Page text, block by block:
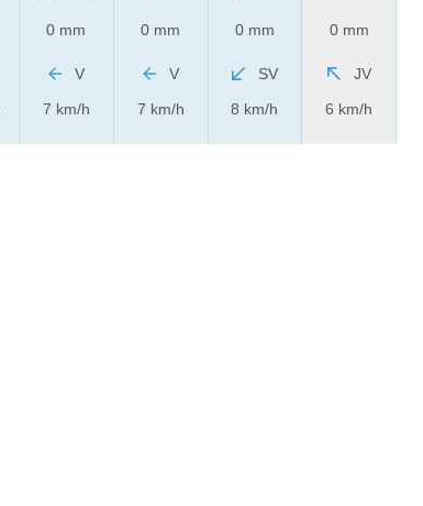
0 mm
V
7 km/h
0 mm
V
7 km/h
0 mm
SV
8 km/h
0 mm
JV
6 km/h